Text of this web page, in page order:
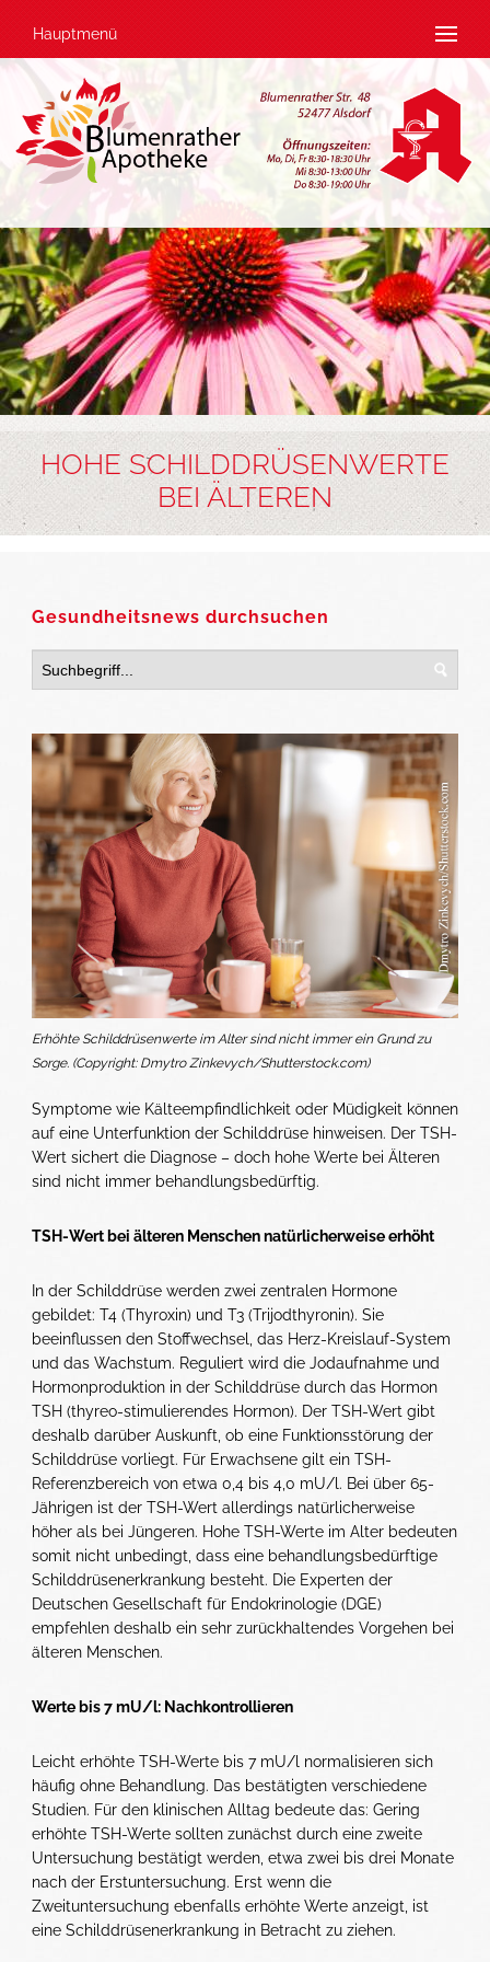
Hauptmenü
HOHE SCHILDDRÜSENWERTE
BEI ÄLTEREN
Gesundheitsnews durchsuchen
Erhöhte Schilddrüsenwerte im Alter sind nicht immer ein Grund zu
Sorge. (Copyright: Dmytro Zinkevych/Shutterstock.com)
Symptome wie Kälteempfindlichkeit oder Müdigkeit können
auf eine Unterfunktion der Schilddrüse hinweisen. Der TSH-
Wert sichert die Diagnose – doch hohe Werte bei Älteren
sind nicht immer behandlungsbedürftig.
TSH-Wert bei älteren Menschen natürlicherweise erhöht
In der Schilddrüse werden zwei zentralen Hormone
gebildet: T4 (Thyroxin) und T3 (Trijodthyronin). Sie
beeinflussen den Stoffwechsel, das Herz-Kreislauf-System
und das Wachstum. Reguliert wird die Jodaufnahme und
Hormonproduktion in der Schilddrüse durch das Hormon
TSH (thyreo-stimulierendes Hormon). Der TSH-Wert gibt
deshalb darüber Auskunft, ob eine Funktionsstörung der
Schilddrüse vorliegt. Für Erwachsene gilt ein TSH-
Referenzbereich von etwa 0,4 bis 4,0 mU/l. Bei über 65-
Jährigen ist der TSH-Wert allerdings natürlicherweise
höher als bei Jüngeren. Hohe TSH-Werte im Alter bedeuten
somit nicht unbedingt, dass eine behandlungsbedürftige
Schilddrüsenerkrankung besteht. Die Experten der
Deutschen Gesellschaft für Endokrinologie (DGE)
empfehlen deshalb ein sehr zurückhaltendes Vorgehen bei
älteren Menschen.
Werte bis 7 mU/l: Nachkontrollieren
Leicht erhöhte TSH-Werte bis 7 mU/l normalisieren sich
häufig ohne Behandlung. Das bestätigten verschiedene
Studien. Für den klinischen Alltag bedeute das: Gering
erhöhte TSH-Werte sollten zunächst durch eine zweite
Untersuchung bestätigt werden, etwa zwei bis drei Monate
nach der Erstuntersuchung. Erst wenn die
Zweituntersuchung ebenfalls erhöhte Werte anzeigt, ist
eine Schilddrüsenerkrankung in Betracht zu ziehen.